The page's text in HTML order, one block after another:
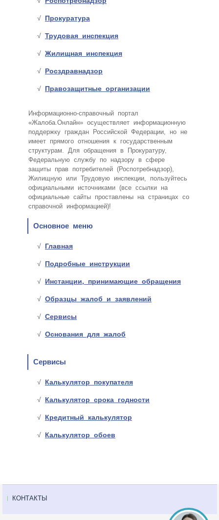
Прокуратура
Трудовая инспекция
Жилищная инспекция
Росздравнадзор
Правозащитные организации
Информационно-справочный портал
«Жалоба.Онлайн» осуществляет информационную
поддержку граждан Российской Федерации, но не
имеет прямого отношения к государственным
структурам. Для обращения в Прокуратуру,
Федеральную службу по надзору в сфере
защиты прав потребителей (Роспотребнадзор),
Жилищную или Трудовую инспекции, пользуйтесь
официальными источниками (все ссылки на
официальные сайты проставлены на страницах со
справочной информацией)!
Основное меню
Главная
Подробные инструкции
Инстанции, принимающие обращения
Образцы жалоб и заявлений
Сервисы
Основания для жалоб
Сервисы
Калькулятор покупателя
Калькулятор срока годности
Кредитный калькулятор
Калькулятор обоев
КОНТАКТЫ